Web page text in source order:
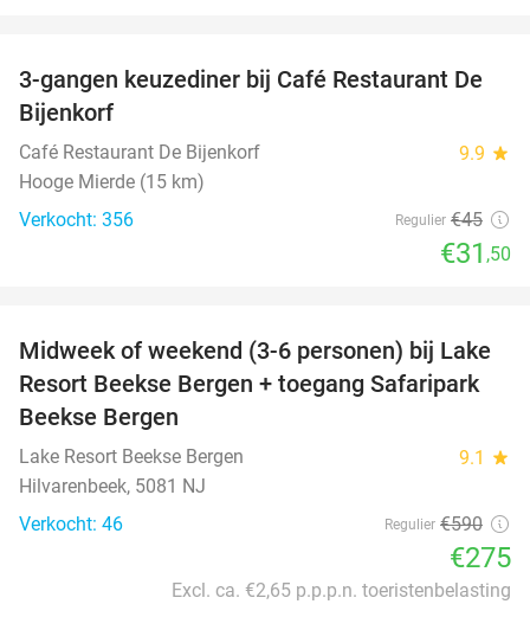
30%
3-gangen keuzediner bij Café Restaurant De
Bijenkorf
Café Restaurant De Bijenkorf 9.9 star
Hooge Mierde (15 km)
Verkocht: 356
Regulier €45
€31 ,50
53%
Midweek of weekend (3-6 personen) bij Lake
Resort Beekse Bergen + toegang Safaripark
Beekse Bergen
Lake Resort Beekse Bergen 9.1 star
Hilvarenbeek, 5081 NJ
Verkocht: 46
Regulier €590
€275
Excl. ca. €2,65 p.p.p.n. toeristenbelasting